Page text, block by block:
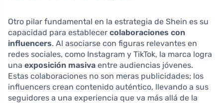
Otro pilar fundamental en la estrategia de Shein es su
capacidad para establecer colaboraciones con
influencers. Al asociarse con figuras relevantes en
redes sociales, como Instagram y TikTok, la marca logra
una exposición masiva entre audiencias jóvenes.
Estas colaboraciones no son meras publicidades; los
influencers crean contenido auténtico, llevando a sus
seguidores a una experiencia que va más allá de la